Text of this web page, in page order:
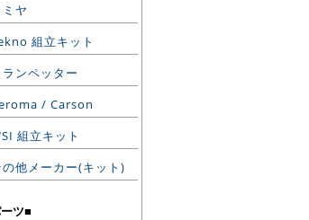
ミヤ
組立キット
ランペッター
/ Carson
組立キット
の他メーカー(キット)
ツ■